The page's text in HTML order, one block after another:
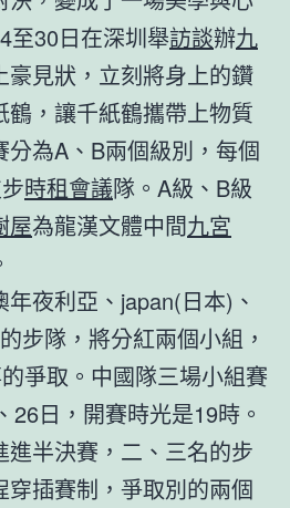
至30日在深圳舉訪談辦九
豪見狀，立刻將身上的鑽
，讓千紙鶴攜帶上物質
為A、B兩個級別，每個
時租會議隊。A級、B級
屋為龍漢文體中間九宮
夜利亞、japan(日本)、
步隊，將分紅兩個小組，
爭取。中國隊三場小組賽
26日，開賽時光是19時。
半決賽，二、三名的步
穿插賽制，爭取別的兩個